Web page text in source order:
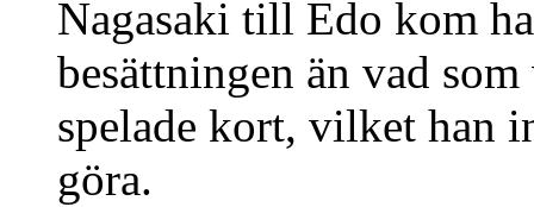
Nagasaki till Edo kom
besättningen än vad
spelade kort, vilket han
göra.